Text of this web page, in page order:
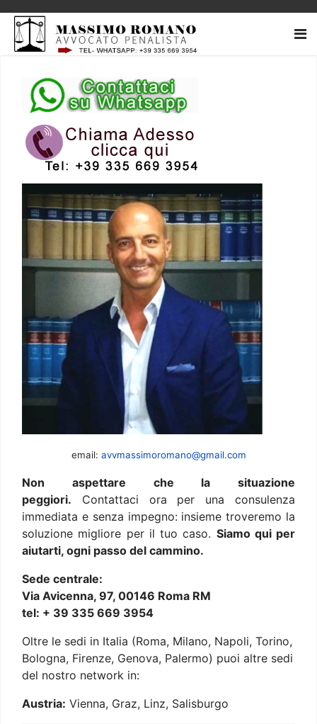
email: avvmassimoromano@gmail.com
Non aspettare che la situazione
peggiori. Contattaci ora per una consulenza
immediata e senza impegno: insieme troveremo la
soluzione migliore per il tuo caso. Siamo qui per
aiutarti, ogni passo del cammino.
Sede centrale:
Via Avicenna, 97, 00146 Roma RM
tel: + 39 335 669 3954
Oltre le sedi in Italia (Roma, Milano, Napoli, Torino,
Bologna, Firenze, Genova, Palermo) puoi altre sedi
del nostro network in:
Austria: Vienna, Graz, Linz, Salisburgo